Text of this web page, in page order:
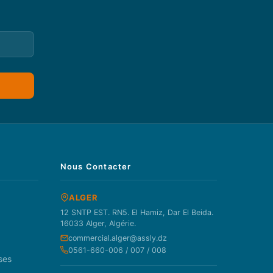
Nous Contacter
ALGER
12 SNTP EST. RN5. El Hamiz, Dar El Beida.
16033 Alger, Algérie.
commercial.alger@assly.dz
0561-660-006 / 007 / 008